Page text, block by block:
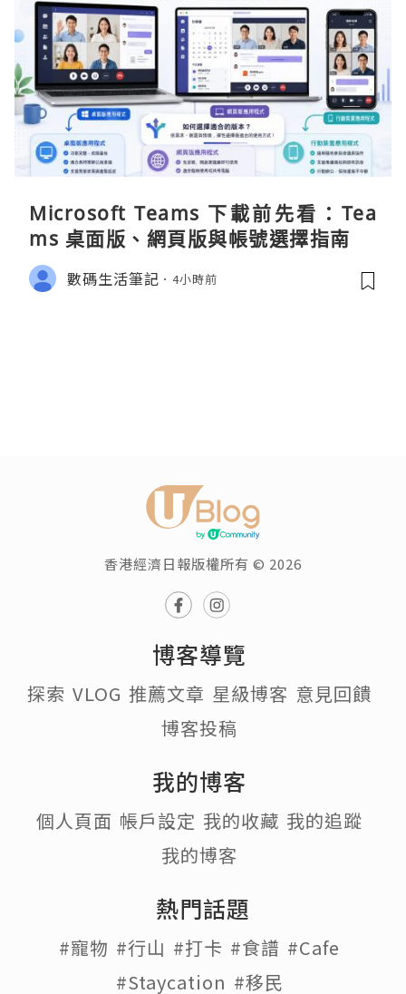
Microsoft Teams 下載前先看：Tea
ms 桌面版、網頁版與帳號選擇指南
數碼生活筆記 4小時前
香港經濟日報版權所有 © 2026
博客導覽
探索 VLOG 推薦文章 星級博客 意見回饋
博客投稿
我的博客
個人頁面 帳戶設定 我的收藏 我的追蹤
我的博客
熱門話題
#寵物 #行山 #打卡 #食譜 #Cafe
#Staycation #移民